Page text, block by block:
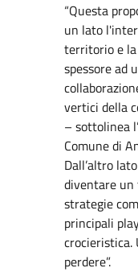
“Questa
un lato
territorio e la
spessore ad
vertici della
– sottolinea
Comune di
Dall’altro
diventare
strategie
principali
crocieristica.
perdere”.